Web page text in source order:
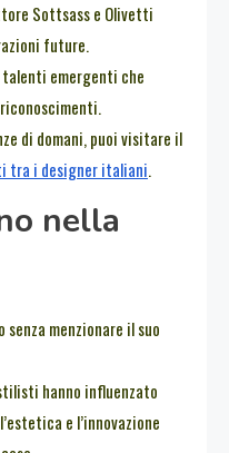
Sottsass e Olivetti
future.
emergenti che
di domani, puoi visitare il
tra i designer italiani.
nella
menzionare il suo
hanno influenzato
e l’innovazione